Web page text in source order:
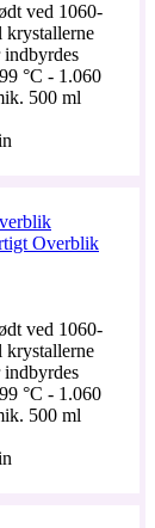
ved 1060-
krystallerne
°C - 1.060
500 ml
Overblik
ved 1060-
krystallerne
°C - 1.060
500 ml